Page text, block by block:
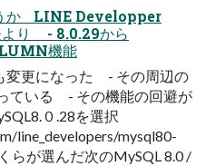
か LINE Developper
り - 8.0.29から
機能
変更になった - その周辺の
ている - その機能の回避が
０.28を選択
line_developers/mysql80-
らが選んだ次のMySQL 8.0 /